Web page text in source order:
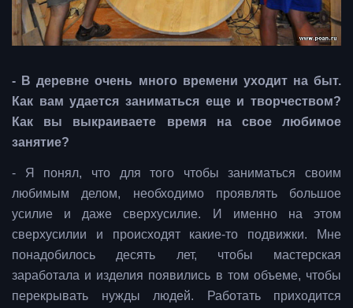
- В деревне очень много времени уходит на быт.
Как вам удается заниматься еще и творчеством?
Как вы выкраиваете время на свое любимое
занятие?
- Я понял, что для того чтобы заниматься своим
любимым делом, необходимо проявлять большое
усилие и даже сверхусилие. И именно на этом
сверхусилии и происходят какие-то подвижки. Мне
понадобилось десять лет, чтобы мастерская
заработала и изделия появились в том объеме, чтобы
перекрывать нужды людей. Работать приходится